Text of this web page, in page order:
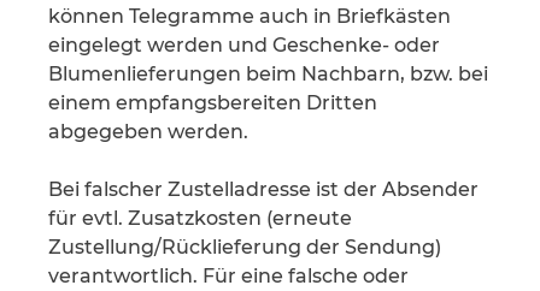
können Telegramme auch in Briefkästen
eingelegt werden und Geschenke- oder
Blumenlieferungen beim Nachbarn, bzw. bei
einem empfangsbereiten Dritten
abgegeben werden.
Bei falscher Zustelladresse ist der Absender
für evtl. Zusatzkosten (erneute
Zustellung/Rücklieferung der Sendung)
verantwortlich. Für eine falsche oder